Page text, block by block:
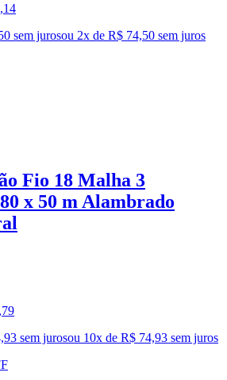
,14
sem jurosou 2x de R$ 74,50 sem juros
Fio 18 Malha 3
x 50 m Alambrado
,79
sem jurosou 10x de R$ 74,93 sem juros